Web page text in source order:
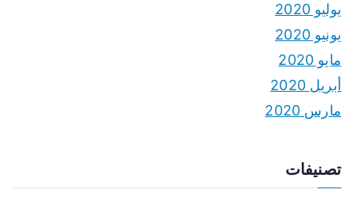
يوليو 2020
يونيو 2020
مايو 2020
أبريل 2020
مارس 2020
تصنيفات